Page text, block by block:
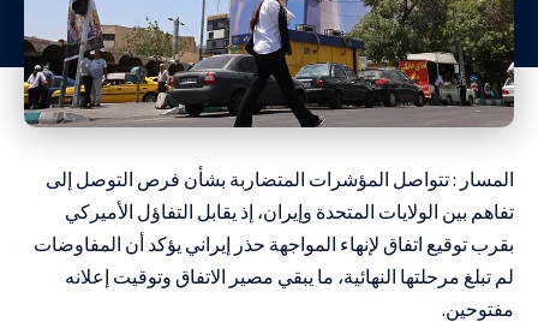
المسار : تتواصل المؤشرات المتضاربة بشأن فرص التوصل إلى
تفاهم بين الولايات المتحدة وإيران، إذ يقابل التفاؤل الأميركي
بقرب توقيع اتفاق لإنهاء المواجهة حذر إيراني يؤكد أن المفاوضات
لم تبلغ مرحلتها النهائية، ما يبقي مصير الاتفاق وتوقيت إعلانه
مفتوحين.